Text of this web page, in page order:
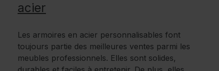
acier
Les armoires en acier personnalisables font
toujours partie des meilleures ventes parmi les
meubles professionnels. Elles sont solides,